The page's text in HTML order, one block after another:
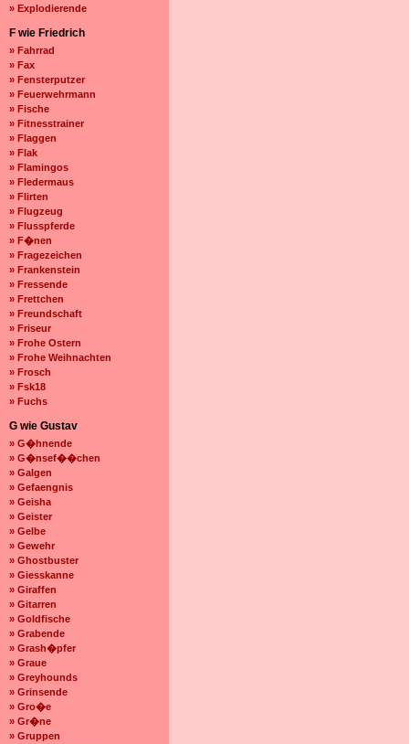
» Explodierende
F wie Friedrich
» Fahrrad
» Fax
» Fensterputzer
» Feuerwehrmann
» Fische
» Fitnesstrainer
» Flaggen
» Flak
» Flamingos
» Fledermaus
» Flirten
» Flugzeug
» Flusspferde
» F�nen
» Fragezeichen
» Frankenstein
» Fressende
» Frettchen
» Freundschaft
» Friseur
» Frohe Ostern
» Frohe Weihnachten
» Frosch
» Fsk18
» Fuchs
G wie Gustav
» G�hnende
» G�nsef��chen
» Galgen
» Gefaengnis
» Geisha
» Geister
» Gelbe
» Gewehr
» Ghostbuster
» Giesskanne
» Giraffen
» Gitarren
» Goldfische
» Grabende
» Grash�pfer
» Graue
» Greyhounds
» Grinsende
» Gro�e
» Gr�ne
» Gruppen